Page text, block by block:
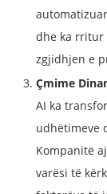
dhe ka rritur
zgjidhjen e
Çmime
AI ka
udhëtimeve
Kompanitë
varësi të